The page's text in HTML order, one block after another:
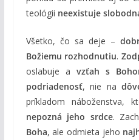
teológii neexistuje
Všetko, čo sa deje –
Božiemu rozhodnutiu.
oslabuje avzťah s
podriadenosť, nie na
príkladom náboženstva,
nepozná jeho srdce.
Boha, ale odmieta jeho